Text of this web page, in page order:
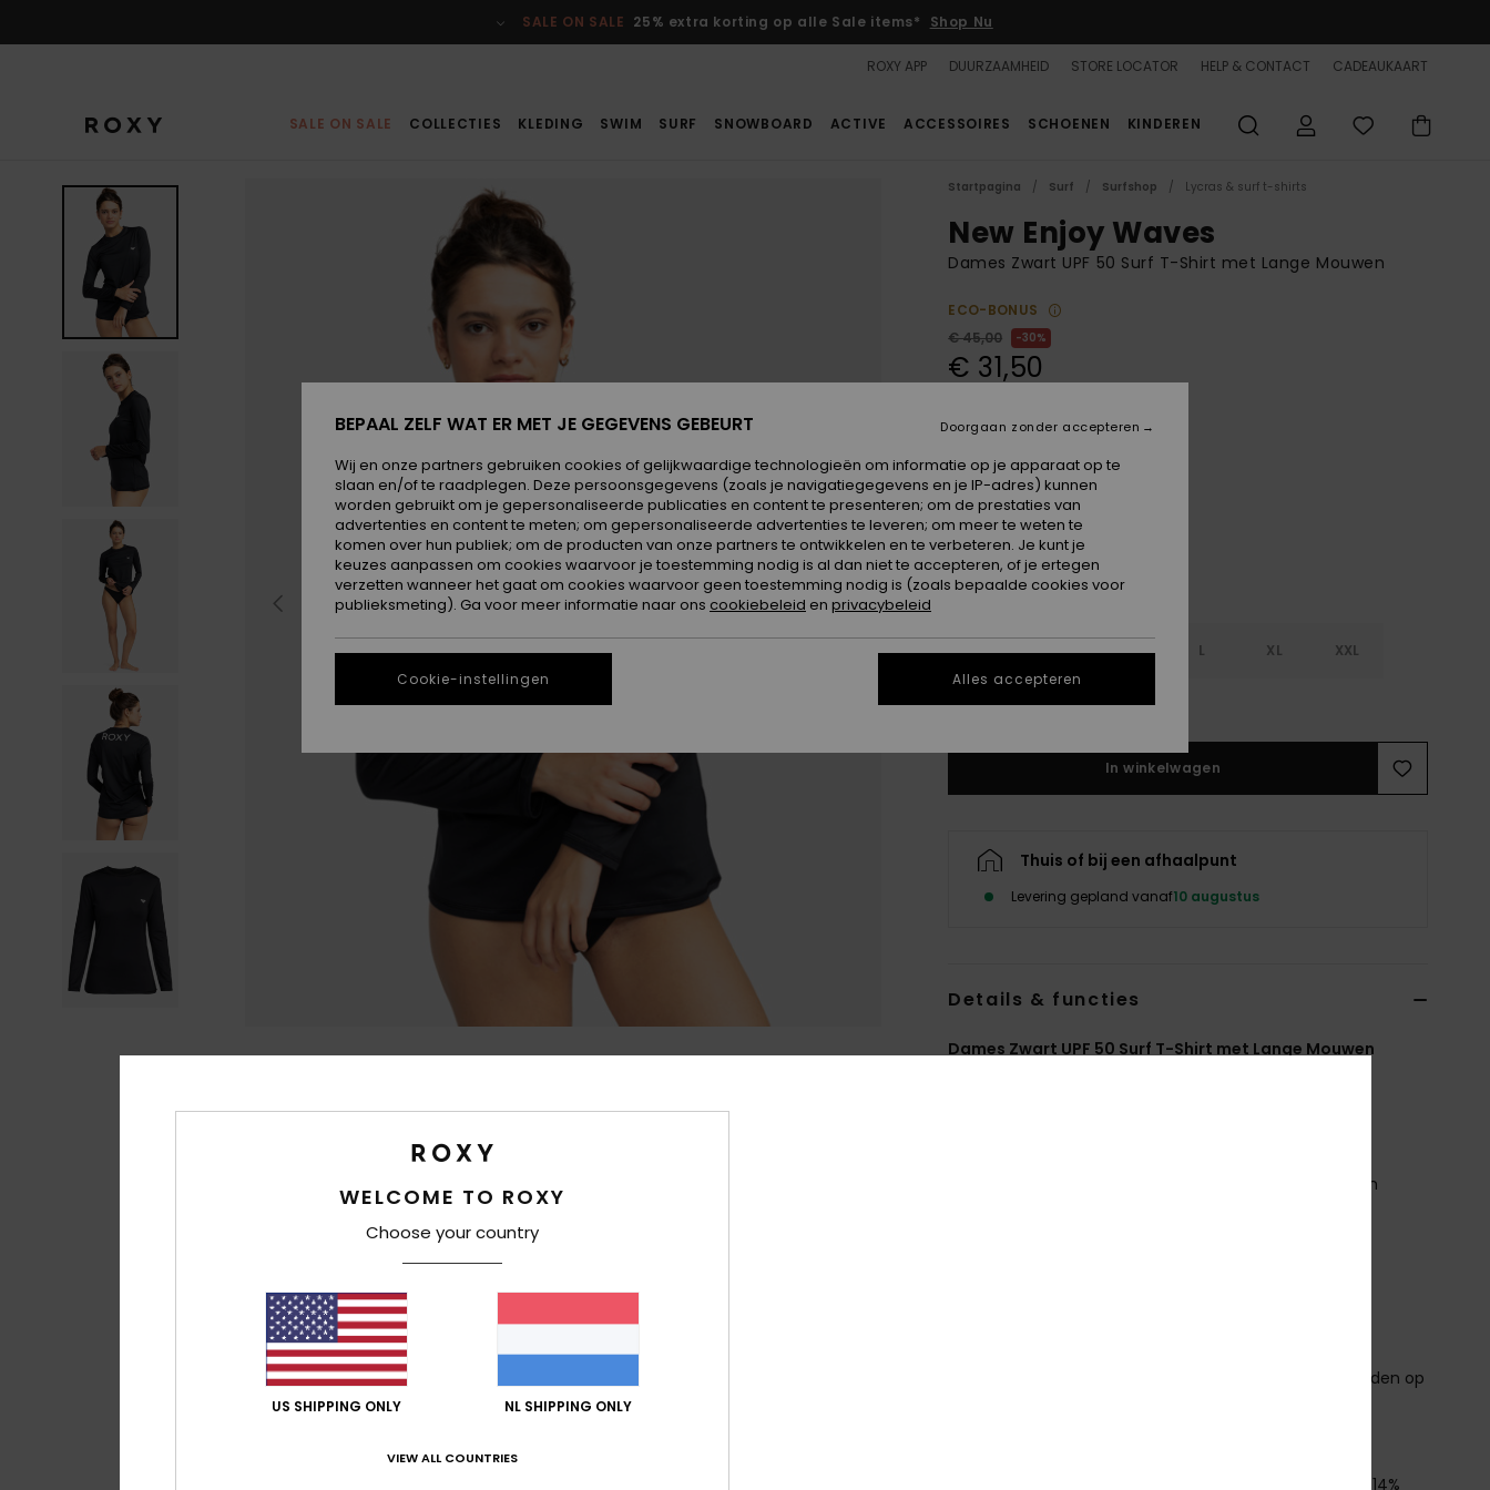
SALE ON SALE 25% extra korting op alle Sale items* Shop Nu
ROXY APP DUURZAAMHEID STORE LOCATOR HELP & CONTACT CADEAUKAART
SALE ON SALE COLLECTIES KLEDING SWIM SURF SNOWBOARD ACTIVE ACCESSOIRES SCHOENEN KINDEREN
Startpagina Surf Surfshop Lycras & surf t-shirts
New Enjoy Waves
Dames Zwart UPF 50 Surf T-Shirt met Lange Mouwen
ECO-BONUS
€ 45,00
30%
€ 31,50
KleurAnthracite
XS S M L XL XXL
Zie maattabel
In winkelwagen
Thuis of bij een afhaalpunt
Levering gepland vanaf10 augustus
Details & functies
Dames Zwart UPF 50 Surf T-Shirt met Lange Mouwen
Zachte, bestendige en rekbare jerseystof van
Zeefdruk links op de borst en in het midden op
[Hoofdstof] 86% gerecycled polyester, 14%
WELCOME TO ROXY
Choose your country
US SHIPPING ONLY NL SHIPPING ONLY
VIEW ALL COUNTRIES
BEPAAL ZELF WAT ER MET JE GEGEVENS GEBEURT
Wij en onze partners gebruiken cookies of gelijkwaardige technologieën om informatie op je apparaat op te
slaan en/of te raadplegen. Deze persoonsgegevens (zoals je navigatiegegevens en je IP-adres) kunnen
worden gebruikt om je gepersonaliseerde publicaties en content te presenteren; om de prestaties van
advertenties en content te meten; om gepersonaliseerde advertenties te leveren; om meer te weten te
komen over hun publiek; om de producten van onze partners te ontwikkelen en te verbeteren. Je kunt je
keuzes aanpassen om cookies waarvoor je toestemming nodig is al dan niet te accepteren, of je ertegen
verzetten wanneer het gaat om cookies waarvoor geen toestemming nodig is (zoals bepaalde cookies voor
publieksmeting). Ga voor meer informatie naar ons cookiebeleid en privacybeleid
Cookie-instellingen
Doorgaan zonder accepteren
Alles accepteren